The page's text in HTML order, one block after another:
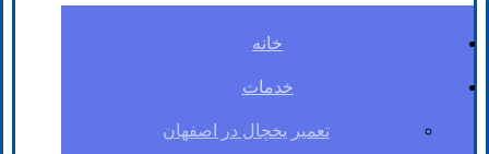
خانه
خدمات
تعمیر یخچال در اصفهان